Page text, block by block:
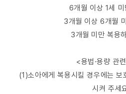
6개월 이상 1세
3개월 이상 6개월
3개월 미만 복용
<용법·용량 관
(1)소아에게 복용시킬 경우에는 보
시켜 주세